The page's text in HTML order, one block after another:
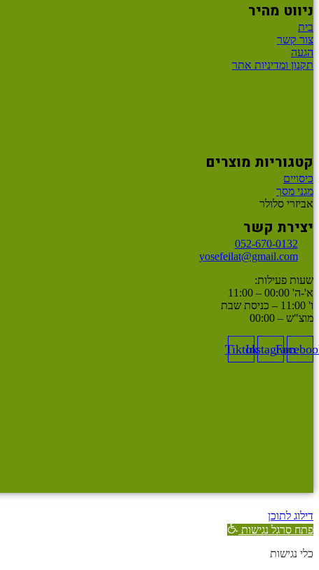
ניווט מהיר
בית
צור קשר
הגעה
תקנון ומדיניות אתר
קטגוריות מוצרים
כיסויים
מגני מסך
אביזרי סלולר
יצירת קשר
052-670-0132
yosefeilat@gmail.com
שעות פעילות:
א'-ה' 00:00 – 11:00
ו' 11:00 – כניסת שבת
מוצ"ש – 00:00
Instagram
Tiktok
דילוג לתוכן
פתח סרגל נגישות
כלי נגישות